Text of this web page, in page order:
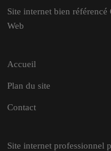
Site internet bien
Web
Accueil
Plan du site
Contact
Site internet professionnel